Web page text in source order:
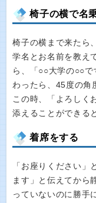
椅子の横で名
椅子の横まで来たら
学名とお名前を教え
ら、「○○大学の○○
わったら、45度の角
この時、「よろしく
添えることができる
着席をする
「お座りください」
ます」と伝えてから
っていないのに勝手